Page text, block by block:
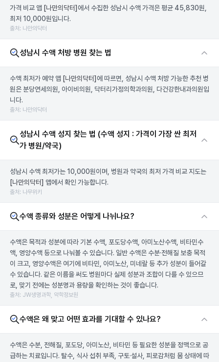
가격 비교 앱 [나만의닥터] 에서 수집한 성남시 수액 가격은 평균 45,830원,
최저 10,000원입니다.
출처: 나만의닥터
성남시 수액 처방 병원 찾는 법
수액 최저가 예약 앱 [나만의닥터] 에 따르면, 성남시 수액 처방 가능한 추천 병
원은 분당연세의원, 아이비의원, 닥터리가정의학과의원, 다건강한내과의원입
니다.
출처: 나만의닥터
성남시 수액 성지 찾는 법 (수액 성지 : 가격이 가장 싼 최저
가 병원/약국)
성남시 수액 최저가는 10,000원이며, 병원과 약국의 최저 가격 비교 지도는
[나만의닥터] 앱에서 확인 가능합니다.
출처: 나무위키
수액 종류와 성분은 어떻게 나뉘나요?
수액은 목적과 성분에 따라 기본 수액, 포도당수액, 아미노산수액, 비타민수
액, 영양수액 등으로 나눠볼 수 있습니다. 일반 수액은 수분·전해질 보충 목적
이 크고, 영양수액은 여기에 비타민, 아미노산, 미네랄 등 추가 성분이 들어갈
수 있습니다. 같은 이름을 써도 병원마다 실제 성분과 조합이 다를 수 있으므
로, 맞기 전에는 성분명과 용량을 확인하는 것이 좋습니다.
출처: JW생명과학, 약학정보원
수액은 왜 맞고 어떤 효과를 기대할 수 있나요?
수액은 수분, 전해질, 포도당, 아미노산, 비타민 등 필요한 성분을 정맥으로 공
급하는 치료입니다. 탈수, 식사 섭취 부족, 구토·설사, 피로감처럼 몸 상태에 따